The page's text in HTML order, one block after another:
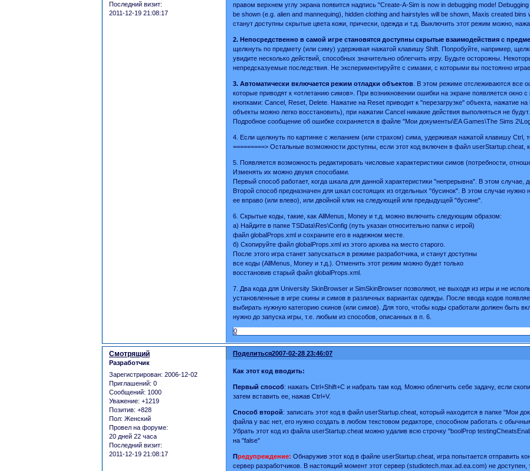
Последний визит:
2011-12-19 21:08:17
правом верхнем углу экрана появится надпись "Create-A-Sim is now in debugging mode!
be shown (e.g. alien and mannequing), hidden clothing and hairstyles will be shown, Maxis created
станут доступны скрытые цвета кожи, прически, одежда и т.д. Выключить этот режим можно,
2. Непосредственно в самой игре становятся доступны скрытые взаимодействия с
щелкнуть по предмету (или симу) удерживая нажатой клавишу Shift. Попробуйте, например,
увидите несколько действий, способных значительно облегчить игру. Будьте осторожны.
непредсказуемые последствия. Не экспериментируйте с симами, с которыми вы постоянно
3. Автоматически включается режим отладки объектов . В этом режиме отслеживаются все
которые приводят к «отлетанию симов». При возникновении ошибки на экране появляется окно
кнопками: Cancel, Reset, Delete. Нажатие на Reset приводит к "перезагрузке" объекта, нажатие
объекты можно легко восстановить), при нажатии Cancel никакие действия выполняться не будут.
Подробное сообщение об ошибке сохраняется в файле "Мои документы\EA Games\The Sims
4. Если щелкнуть по картинке с желанием (или страхом) сима, удерживая нажатой клавишу Ctrl,
=========> Остальные возможности доступны, если этот код включен в файл userStartup.cheat,
5. Появляется возможность редактировать числовые характеристики симов (потребности,
Изменять их можно двумя способами.
Первый способ работает, когда шкала для данной характеристики "непрерывна". В этом случае,
Второй способ предназначен для шкал состоящих из отдельных "бусинок". В этом случае
ее вправо (или влево), или двойной клик на следующей или предыдущей "бусине".
6. Скрытые коды, такие, как AllMenus, Money и т.д. можно включить следующим образом:
а) Найдите в папке TSData\Res\Config (путь указан относительно папки с игрой)
файл globalProps.xml и сохраните его в надежном месте.
б) Скопируйте файл globalProps.xml из этого архива на место старого.
После этого игра станет запускаться в режиме разработчика, и станут доступны
все коды (AllMenus, Money и т.д.). Отменить этот режим можно будет только
восстановив старый файл globalProps.xml.
7. Два кода для University SkinBrowser и SimSkinBrowser позволяют, не выходя из игры и не
установленные в игре скины и симов в различных вариантах одежды. После ввода кодов
выбирать нужную категорию скинов (или симов). Для того, чтобы коды сработали должен быть
нужно до запуска игры, т.е. любым из способов, описанных в п. 6.
0
Поделиться2007-02-28 23:46:07
Смотрящий
Разработчик
Зарегистрирован: 2006-12-02
Приглашений: 0
Сообщений: 1000
Уважение: +1219
Позитив: +828
Пол: Женский
Провел на форуме:
20 дней 22 часа
Последний визит:
2011-12-19 21:08:17
Как этот код вводить:
Первый способ: нажать Ctrl+Shift+C и набрать там код. Можно облегчить себе задачу, если
затем вставить ее, нажав Ctrl+V.
Способ второй: записать этот код в файл userStartup.cheat, который находится в папке "Мои
файла у вас нет, его нужно создать в любом текстовом редакторе, способном работать с
Убрать этот код из файла userStartup.cheat можно удалив всю строчку "boolProp
на "false"
Предупреждение: Обнаружив этот код в файле userStartup.cheat, игра попытается отправить
сервер разработчиков. В настоящий момент этот сервер (studiotech.max.ad.ea.com) не